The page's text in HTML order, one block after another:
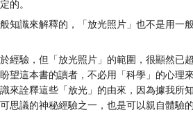
的。
知識來解釋的，「放光照片」也不是用一
經驗，但「放光照片」的範圍，很顯然已
望這本書的讀者，不必用「科學」的心理
來詮釋這些「放光」的由來，因為據我所
思議的神秘經驗之一，也是可以親自體驗的